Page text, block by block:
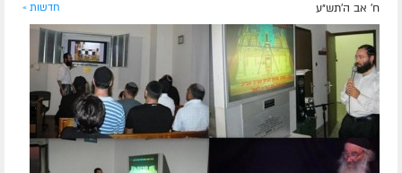
ח' אב ה׳תש״ע חדשות »